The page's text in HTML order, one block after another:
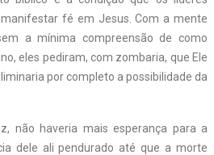
fé em Jesus. Com a mente
a mínima compreensão de como
eles pediram, com zombaria, que Ele
por completo a possibilidade da
não haveria mais esperança para a
dele ali pendurado até que a morte